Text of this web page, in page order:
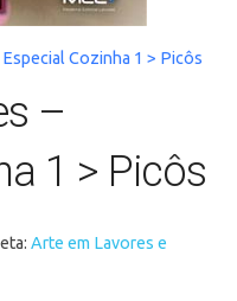
Cozinha 1 > Picôs
–
1 > Picôs
Arte em Lavores e